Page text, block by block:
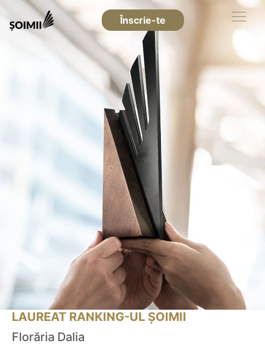
Înscrie-te
LAUREAT RANKING-UL ȘOIMII
Florăria Dalia